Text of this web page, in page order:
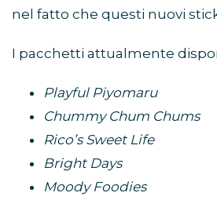
nel fatto che questi nuovi
I pacchetti attualmente
Playful Piyomaru
Chummy Chum Chums
Rico’s Sweet Life
Bright Days
Moody Foodies